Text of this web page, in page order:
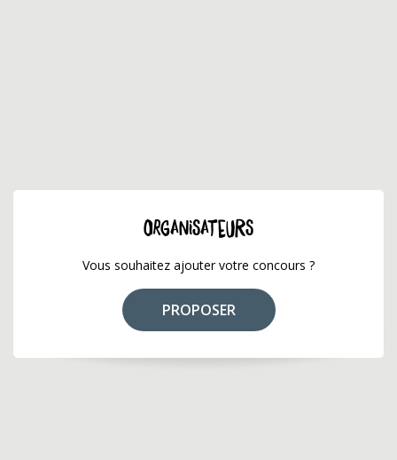
ORGANISATEURS
Vous souhaitez ajouter votre concours ?
PROPOSER